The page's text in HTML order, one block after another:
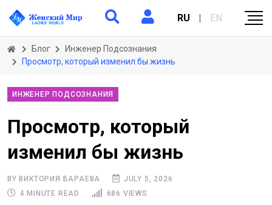
RU | EN
Блог
Инженер Подсознания
Просмотр, который изменил бы жизнь
ИНЖЕНЕР ПОДСОЗНАНИЯ
Просмотр, который
изменил бы жизнь
BY ВИКТОРИЯ БАРАЕВА
JULY 5, 2026
4 MINUTE READ
686 VIEWS